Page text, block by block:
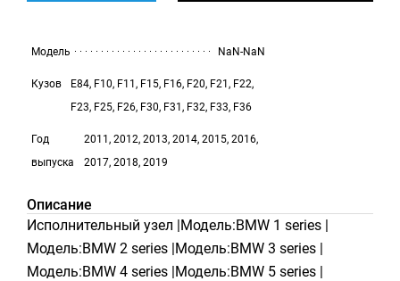
Модель NaN-NaN
Кузов
E84, F10, F11, F15, F16, F20, F21, F22,
F23, F25, F26, F30, F31, F32, F33, F36
Год
выпуска
2011, 2012, 2013, 2014, 2015, 2016,
2017, 2018, 2019
Описание
Исполнительный узел |Модель:BMW 1 series |
Модель:BMW 2 series |Модель:BMW 3 series |
Модель:BMW 4 series |Модель:BMW 5 series |